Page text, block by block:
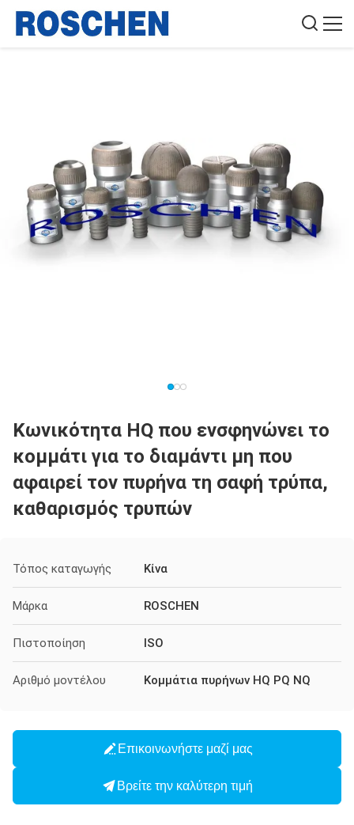
Κωνικότητα HQ που ενσφηνώνει το
κομμάτι για το διαμάντι μη που
αφαιρεί τον πυρήνα τη σαφή τρύπα,
καθαρισμός τρυπών
Τόπος καταγωγής Κίνα
Μάρκα ROSCHEN
Πιστοποίηση ISO
Αριθμό μοντέλου Κομμάτια πυρήνων HQ PQ NQ
Επικοινωνήστε μαζί μας
Βρείτε την καλύτερη τιμή